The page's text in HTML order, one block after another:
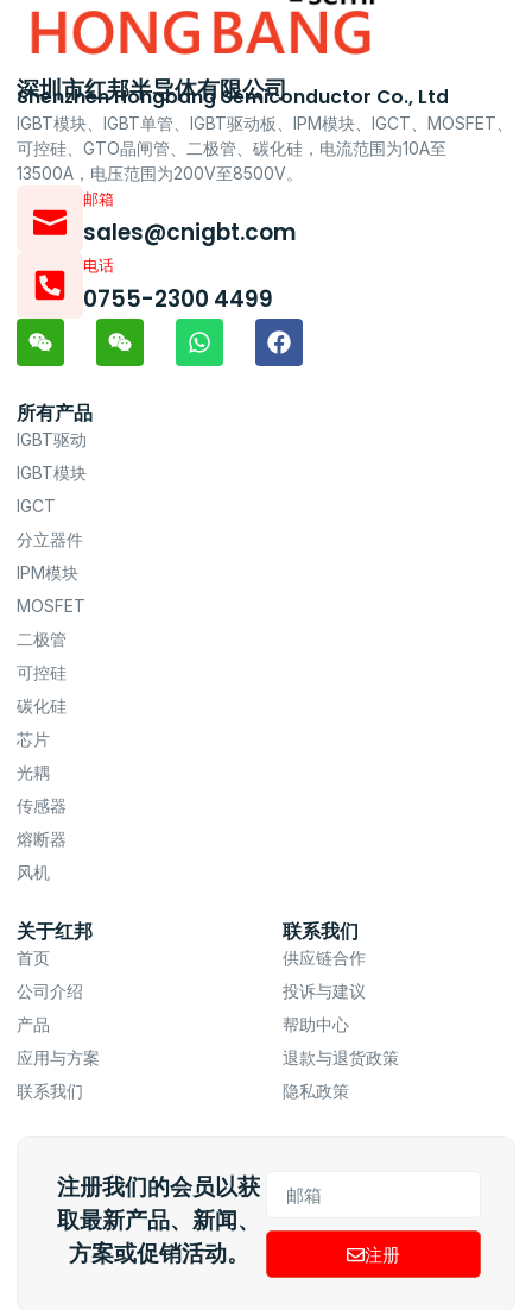
深圳市红邦半导体有限公司
Shenzhen Hongbang Semiconductor Co., Ltd
IGBT模块、IGBT单管、IGBT驱动板、IPM模块、IGCT、MOSFET、
可控硅、GTO晶闸管、二极管、碳化硅，电流范围为10A至
13500A，电压范围为200V至8500V。
邮箱
sales@cnigbt.com
电话
0755-2300 4499
所有产品
IGBT驱动
IGBT模块
IGCT
分立器件
IPM模块
MOSFET
二极管
可控硅
碳化硅
芯片
光耦
传感器
熔断器
风机
关于红邦
首页
公司介绍
产品
应用与方案
联系我们
联系我们
供应链合作
投诉与建议
帮助中心
退款与退货政策
隐私政策
注册我们的会员以获
取最新产品、新闻、
方案或促销活动。
注册